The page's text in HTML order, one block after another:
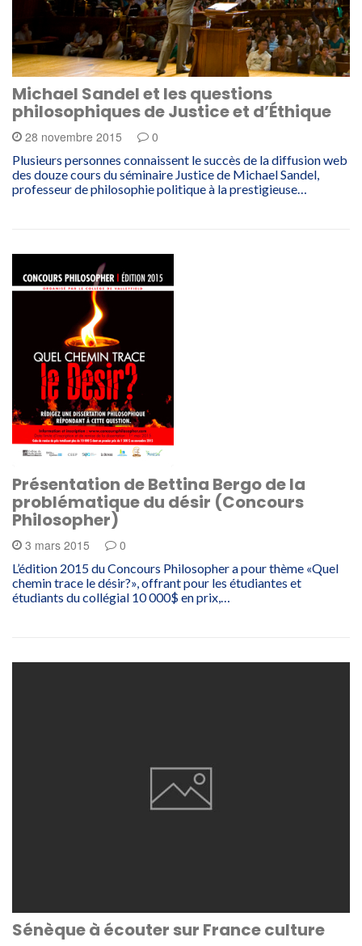
Michael Sandel et les questions
philosophiques de Justice et d’Éthique
28 novembre 2015 0
Plusieurs personnes connaissent le succès de la diffusion web
des douze cours du séminaire Justice de Michael Sandel,
professeur de philosophie politique à la prestigieuse…
Présentation de Bettina Bergo de la
problématique du désir (Concours
Philosopher)
3 mars 2015 0
L’édition 2015 du Concours Philosopher a pour thème «Quel
chemin trace le désir?», offrant pour les étudiantes et
étudiants du collégial 10 000$ en prix,…
Sénèque à écouter sur France culture